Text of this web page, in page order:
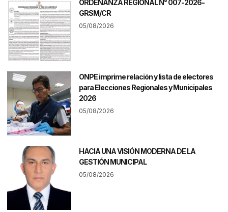
ORDENANZA REGIONAL N° 007-2026-
GRSM/CR
05/08/2026
ONPE imprime relación y lista de electores
para Elecciones Regionales y Municipales
2026
05/08/2026
HACIA UNA VISIÓN MODERNA DE LA
GESTIÓN MUNICIPAL
05/08/2026